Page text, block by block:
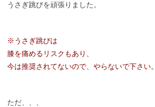
うさぎ跳びを頑張りました。
※うさぎ跳びは
膝を痛めるリスクもあり、
今は推奨されてないので、やらないで下さい。
ただ、、、